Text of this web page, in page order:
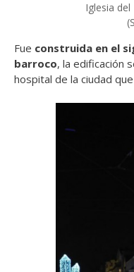
Iglesia
Fue construida en el
barroco, la edificación
hospital de la ciudad